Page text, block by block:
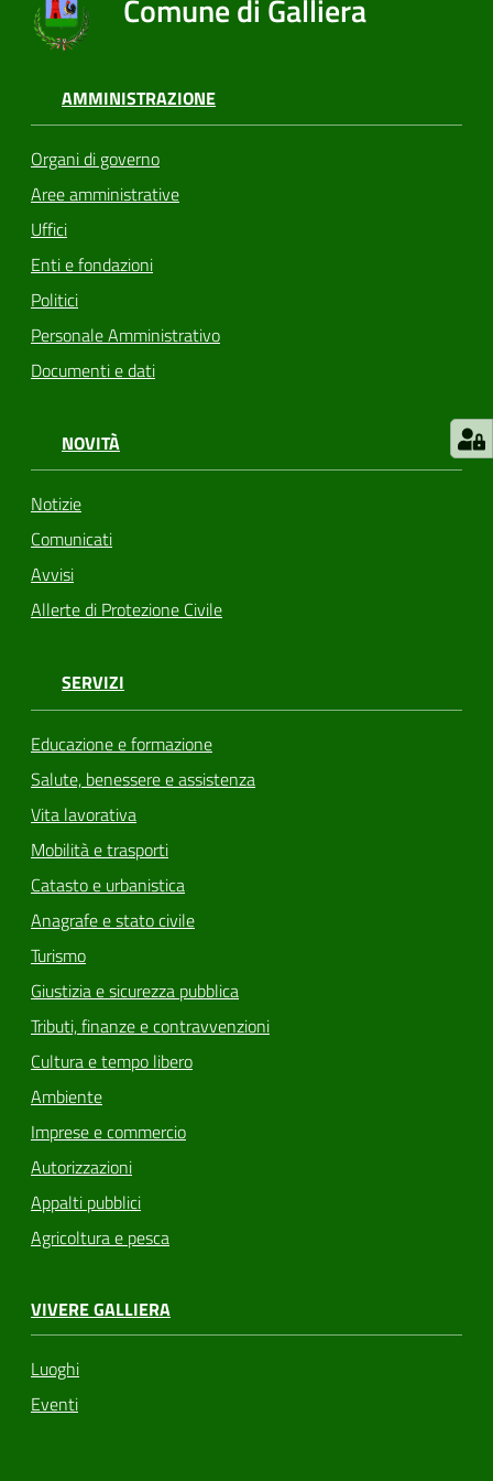
Comune di Galliera
AMMINISTRAZIONE
Organi di governo
Aree amministrative
Uffici
Enti e fondazioni
Politici
Personale Amministrativo
Documenti e dati
NOVITÀ
Notizie
Comunicati
Avvisi
Allerte di Protezione Civile
SERVIZI
Educazione e formazione
Salute, benessere e assistenza
Vita lavorativa
Mobilità e trasporti
Catasto e urbanistica
Anagrafe e stato civile
Turismo
Giustizia e sicurezza pubblica
Tributi, finanze e contravvenzioni
Cultura e tempo libero
Ambiente
Imprese e commercio
Autorizzazioni
Appalti pubblici
Agricoltura e pesca
VIVERE GALLIERA
Luoghi
Eventi